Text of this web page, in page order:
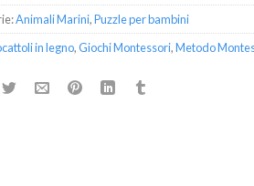
Animali Marini,Puzzle per bambini
in legno,Giochi Montessori,Metodo